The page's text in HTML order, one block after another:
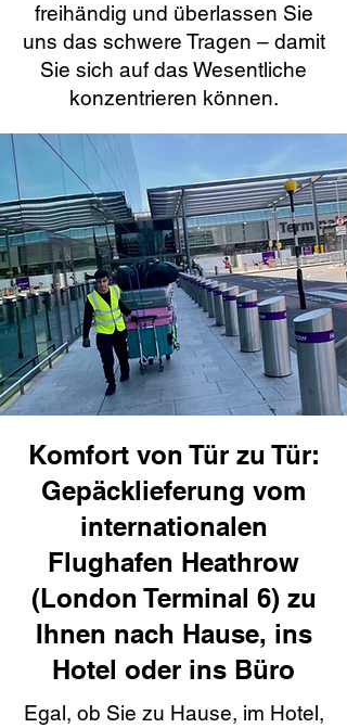
freihändig und überlassen Sie
uns das schwere Tragen – damit
Sie sich auf das Wesentliche
konzentrieren können.
Komfort von Tür zu Tür:
Gepäcklieferung vom
internationalen
Flughafen Heathrow
(London Terminal 6) zu
Ihnen nach Hause, ins
Hotel oder ins Büro
Egal, ob Sie zu Hause, im Hotel,